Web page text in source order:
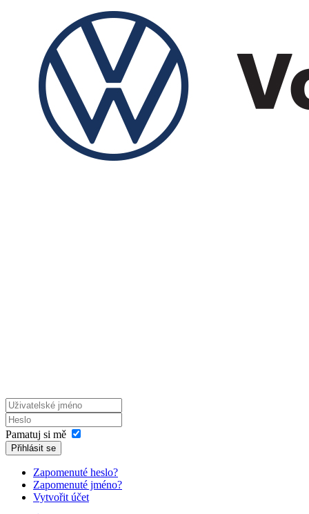
Pamatuj si mě
Přihlásit se
Zapomenuté heslo?
Zapomenuté jméno?
Vytvořit účet